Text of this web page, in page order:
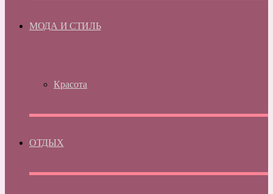
МОДА И СТИЛЬ
Красота
ОТДЫХ